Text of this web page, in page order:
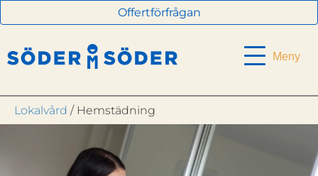
Offertförfrågan
Meny
Lokalvård / Hemstädning